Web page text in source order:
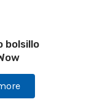
bolsillo